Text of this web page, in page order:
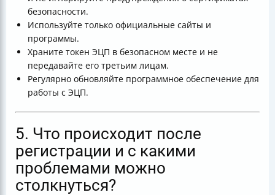
безопасности.
Используйте только официальные сайты и
программы.
Храните токен ЭЦП в безопасном месте и не
передавайте его третьим лицам.
Регулярно обновляйте программное обеспечение для
работы с ЭЦП.
5. Что происходит после
регистрации и с какими
проблемами можно
столкнуться?